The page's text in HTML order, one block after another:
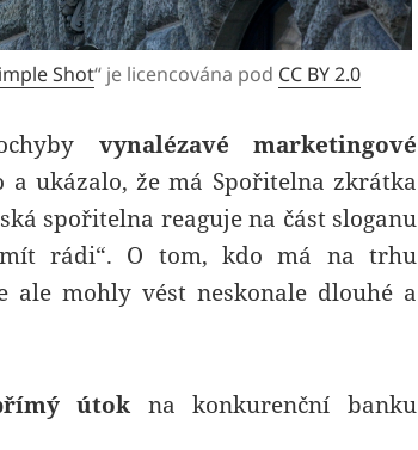
Shot“ je licencována pod CC BY 2.0
vynalézavé marketingové
a ukázalo, že má Spořitelna zkrátka
spořitelna reaguje na část sloganu
rádi“. O tom, kdo má na trhu
ale mohly vést neskonale dlouhé a
útok na konkurenční banku